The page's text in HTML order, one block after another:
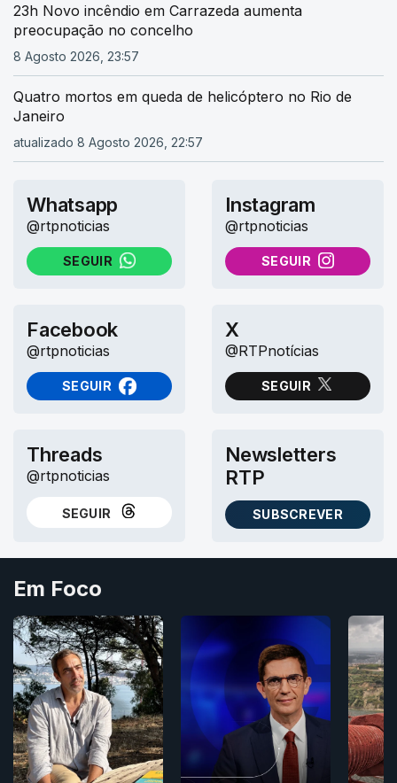
23h Novo incêndio em Carrazeda aumenta
preocupação no concelho
8 Agosto 2026, 23:57
Quatro mortos em queda de helicóptero no Rio de
Janeiro
atualizado 8 Agosto 2026, 22:57
Whatsapp
@rtpnoticias
SEGUIR
NO WHATSAPP
Instagram
@rtpnoticias
SEGUIR
NO INSTAGRAM
Facebook
@rtpnoticias
SEGUIR
NO FACEBOOK
X
@RTPnotícias
SEGUIR
NO X (TWITTER)
Threads
@rtpnoticias
SEGUIR
NO THREADS
Newsletters
RTP
SUBSCREVER
AS NEWSLETTERS RTP
Em Foco